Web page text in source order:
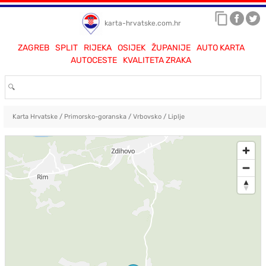
karta-hrvatske.com.hr
ZAGREB SPLIT RIJEKA OSIJEK ŽUPANIJE
AUTO KARTA
AUTOCESTE
KVALITETA ZRAKA
Karta Hrvatske/ Primorsko-goranska/ Vrbovsko/ Liplje